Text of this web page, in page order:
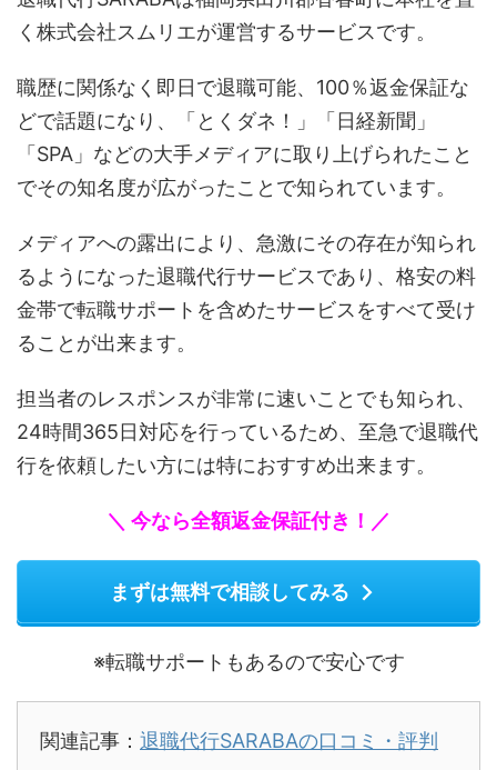
く株式会社スムリエが運営するサービスです。
職歴に関係なく即日で退職可能、100％返金保証な
どで話題になり、「とくダネ！」「日経新聞」
「SPA」などの大手メディアに取り上げられたこと
でその知名度が広がったことで知られています。
メディアへの露出により、急激にその存在が知られ
るようになった退職代行サービスであり、格安の料
金帯で転職サポートを含めたサービスをすべて受け
ることが出来ます。
担当者のレスポンスが非常に速いことでも知られ、
24時間365日対応を行っているため、至急で退職代
行を依頼したい方には特におすすめ出来ます。
＼ 今なら全額返金保証付き！／
まずは無料で相談してみる
※転職サポートもあるので安心です
関連記事： 退職代行SARABAの口コミ・評判